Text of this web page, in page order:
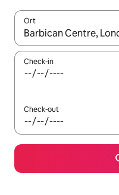
Ort
Wenn Ergebnisse
Check-in
Check-out